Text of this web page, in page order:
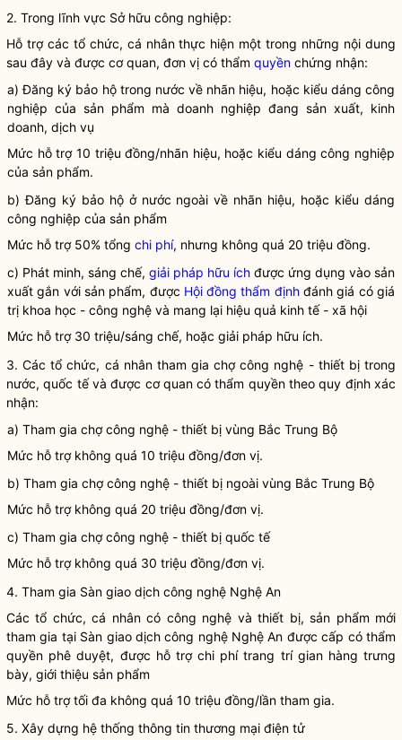
2. Trong lĩnh vực Sở hữu công nghiệp:
Hỗ trợ các tổ chức, cá nhân thực hiện một trong những nội dung
sau đây và được cơ quan, đơn vị có thẩm quyền chứng nhận:
a) Đăng ký bảo hộ trong nước về nhãn hiệu, hoặc kiểu dáng công
nghiệp của sản phẩm mà doanh nghiệp đang sản xuất, kinh
doanh, dịch vụ
Mức hỗ trợ 10 triệu đồng/nhãn hiệu, hoặc kiểu dáng công nghiệp
của sản phẩm.
b) Đăng ký bảo hộ ở nước ngoài về nhãn hiệu, hoặc kiểu dáng
công nghiệp của sản phẩm
Mức hỗ trợ 50% tổng chi phí, nhưng không quá 20 triệu đồng.
c) Phát minh, sáng chế, giải pháp hữu ích được ứng dụng vào sản
xuất gắn với sản phẩm, được Hội đồng thẩm địnhđánh giá có giá
trị khoa học - công nghệ và mang lại hiệu quả kinh tế - xã hội
Mức hỗ trợ 30 triệu/sáng chế, hoặc giải pháp hữu ích.
3. Các tổ chức, cá nhân tham gia chợcông nghệ - thiết bị trong
nước, quốc tế và được cơ quan có thẩm quyềntheo quy định xác
nhận:
a) Tham gia chợcông nghệ - thiết bị vùng Bắc Trung Bộ
Mức hỗ trợ không quá 10 triệu đồng/đơn vị.
b) Tham gia chợcông nghệ - thiết bị ngoài vùng Bắc Trung Bộ
Mức hỗ trợ không quá 20 triệu đồng/đơn vị.
c) Tham gia chợcông nghệ - thiết bị quốc tế
Mức hỗ trợ không quá 30 triệu đồng/đơn vị.
4. Tham gia Sàn giao dịch công nghệ Nghệ An
Các tổ chức, cá nhân có công nghệ và thiết bị, sản phẩm mới
tham gia tại Sàn giao dịchcông nghệNghệ An được cấp có thẩm
quyền phê duyệt, được hỗ trợ chi phítrang trí gian hàng trưng
bày, giới thiệu sản phẩm
Mức hỗ trợ tối đa không quá 10 triệu đồng/lần tham gia.
5. Xây dựng hệ thống thông tin thương mại điện tử